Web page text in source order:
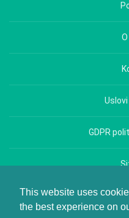
This website uses
the best experience on
GDPR
Copyright © Hrana i